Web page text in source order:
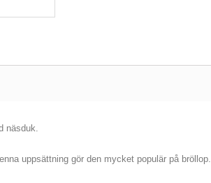
näsduk.
uppsättning gör den mycket populär på bröllop.